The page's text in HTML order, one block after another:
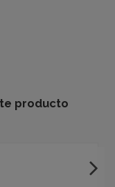
producto